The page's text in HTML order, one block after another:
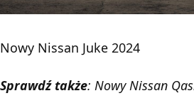
Nowy Nissan Juke 2024
Sprawdź także: Nowy Nissan